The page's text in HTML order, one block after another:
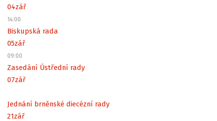
04zář
14:00
Biskupská rada
05zář
09:00
Zasedání Ústřední rady
07zář
Jednání brněnské diecézní rady
21zář